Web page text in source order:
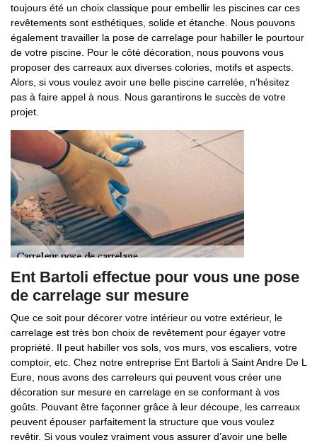
toujours été un choix classique pour embellir les piscines car ces
revêtements sont esthétiques, solide et étanche. Nous pouvons
également travailler la pose de carrelage pour habiller le pourtour
de votre piscine. Pour le côté décoration, nous pouvons vous
proposer des carreaux aux diverses colories, motifs et aspects.
Alors, si vous voulez avoir une belle piscine carrelée, n’hésitez
pas à faire appel à nous. Nous garantirons le succès de votre
projet.
Ent Bartoli effectue pour vous une pose
de carrelage sur mesure
Que ce soit pour décorer votre intérieur ou votre extérieur, le
carrelage est très bon choix de revêtement pour égayer votre
propriété. Il peut habiller vos sols, vos murs, vos escaliers, votre
comptoir, etc. Chez notre entreprise Ent Bartoli à Saint Andre De L
Eure, nous avons des carreleurs qui peuvent vous créer une
décoration sur mesure en carrelage en se conformant à vos
goûts. Pouvant être façonner grâce à leur découpe, les carreaux
peuvent épouser parfaitement la structure que vous voulez
revêtir. Si vous voulez vraiment vous assurer d’avoir une belle